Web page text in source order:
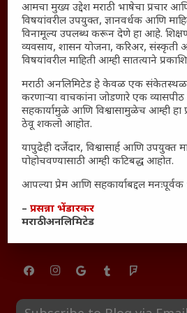
महाराष्ट्रातील किल्ल्यांचे महत्त्व :
साक्षीदार
₹370 ची बिर्याणी” आणि हरवत
तरुणांच्या मनात नेमकं काय चाललंय?
यश आणि आत्मविश्वास: स्वप्नांना
महाराष्ट्रातील बदलत्या हवामानाचा
शेतकऱ्यांसमोरील नवीन आव्हाने आणि
महाराष्ट्र आणि संपूर्ण भारतातील
‘कॉकरोच जनता पार्टी’ची वेबसाईट
मीडियावर चर्चांना उधाण
धावपळीच्या जीवनात शांततेचा शोध
आमचा मुख्य उद्देश मराठी भाषेचा प्रचार
विषयांवरील उपयुक्त, ज्ञानवर्धक आणि
विनामूल्य उपलब्ध करून देणे हा आहे. शिक्षण,
व्यवसाय, शासन योजना, करिअर,
विषयांवरील माहिती आम्ही सातत्याने
मराठी अनलिमिटेड हे केवळ एक संकेतस्थळ
करणाऱ्या वाचकांना जोडणारे एक
सहकार्यामुळे आणि विश्वासामुळेच आम्ही
ठेवू शकलो आहोत.
यापुढेही दर्जेदार, विश्वासार्ह आणि उपयुक्त
पोहोचवण्यासाठी आम्ही कटिबद्ध आहोत.
आपल्या प्रेम आणि सहकार्याबद्दल मनःपूर्वक
–प्रसन्ना भेंडारकर
मराठी अनलिमिटेड